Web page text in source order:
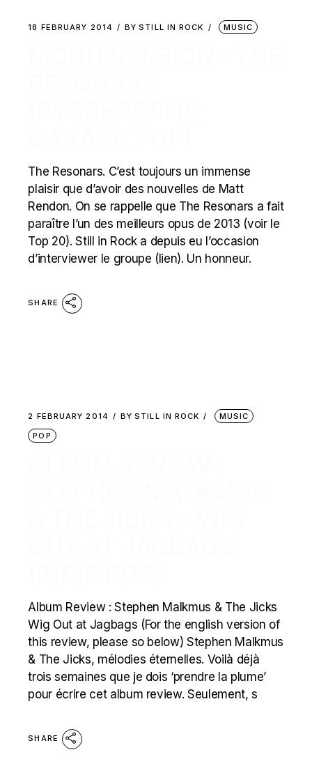
18 FEBRUARY 2014 BY STILL IN ROCK MUSIC
The Resonars. C’est toujours un immense
plaisir que d’avoir des nouvelles de Matt
Rendon. On se rappelle que The Resonars a fait
paraître l’un des meilleurs opus de 2013 (voir le
Top 20). Still in Rock a depuis eu l’occasion
d’interviewer le groupe (lien). Un honneur.
SHARE
2 FEBRUARY 2014 BY STILL IN ROCK
MUSIC
POP
Album Review : Stephen Malkmus & The Jicks
Wig Out at Jagbags (For the english version of
this review, please so below) Stephen Malkmus
& The Jicks, mélodies éternelles. Voilà déjà
trois semaines que je dois ‘prendre la plume’
pour écrire cet album review. Seulement, s
SHARE